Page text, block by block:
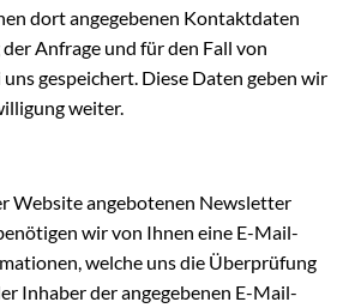
dort angegebenen Kontaktdaten
Anfrage und für den Fall von
gespeichert. Diese Daten geben wir
weiter.
Website angebotenen Newsletter
wir von Ihnen eine E-Mail-
welche uns die Überprüfung
Inhaber der angegebenen E-Mail-